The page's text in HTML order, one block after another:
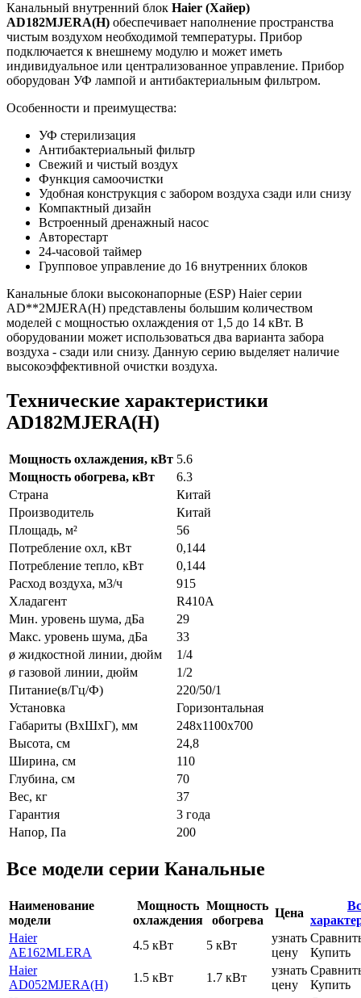
Канальный внутренний блок Haier (Хайер)
AD182MJERA(H) обеспечивает наполнение пространства
чистым воздухом необходимой температуры. Прибор
подключается к внешнему модулю и может иметь
индивидуальное или централизованное управление. Прибор
оборудован УФ лампой и антибактериальным фильтром.
Особенности и преимущества:
УФ стерилизация
Антибактериальный фильтр
Свежий и чистый воздух
Функция самоочистки
Удобная конструкция с забором воздуха сзади или снизу
Компактный дизайн
Встроенный дренажный насос
Авторестарт
24-часовой таймер
Групповое управление до 16 внутренних блоков
Канальные блоки высоконапорные (ESP) Haier серии
AD**2MJERA(H) представлены большим количеством
моделей с мощностью охлаждения от 1,5 до 14 кВт. В
оборудовании может использоваться два варианта забора
воздуха - сзади или снизу. Данную серию выделяет наличие
высокоэффективной очистки воздуха.
Технические характеристики
AD182MJERA(H)
Мощность охлаждения, кВт 5.6
Мощность обогрева, кВт
6.3
Страна
Китай
Производитель
Китай
Площадь, м²
56
Потребление охл, кВт
0,144
Потребление тепло, кВт
0,144
Расход воздуха, м3/ч
915
Хладагент
R410A
Мин. уровень шума, дБа
29
Макс. уровень шума, дБа
33
ø жидкостной линии, дюйм
1/4
ø газовой линии, дюйм
1/2
Питание(в/Гц/Ф)
220/50/1
Установка
Горизонтальная
Габариты (ВxШxГ), мм
248х1100х700
Высота, см
24,8
Ширина, см
110
Глубина, см
70
Вес, кг
37
Гарантия
3 года
Напор, Па
200
Все модели серии Канальные
Наименование
модели
Мощность
охлаждения
Мощность
обогрева
Цена
Haier
AE162MLERA
4.5 кВт 5 кВт
узнать
цену
Купить
Haier
AD052MJERA(H)
1.5 кВт 1.7 кВт
узнать
цену
Купить